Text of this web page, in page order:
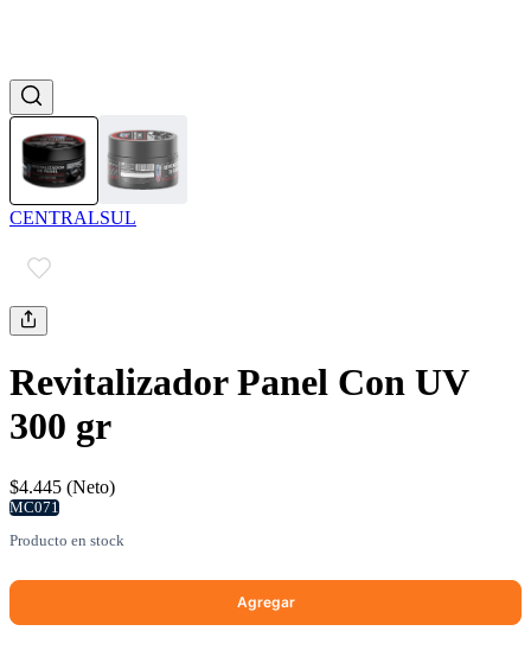
CENTRALSUL
Revitalizador Panel Con UV
300 gr
$4.445 (Neto)
MC071
Producto en stock